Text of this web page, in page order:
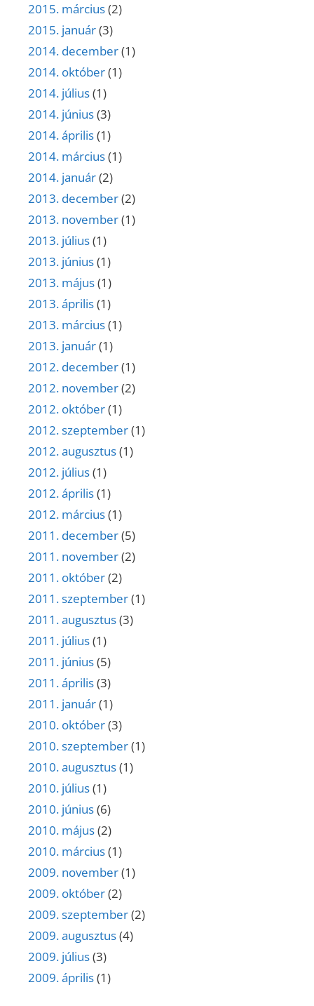
2015. március(2)
2015. január(3)
2014. december(1)
2014. október(1)
2014. július(1)
2014. június(3)
2014. április(1)
2014. március(1)
2014. január(2)
2013. december(2)
2013. november(1)
2013. július(1)
2013. június(1)
2013. május(1)
2013. április(1)
2013. március(1)
2013. január(1)
2012. december(1)
2012. november(2)
2012. október(1)
2012. szeptember(1)
2012. augusztus(1)
2012. július(1)
2012. április(1)
2012. március(1)
2011. december(5)
2011. november(2)
2011. október(2)
2011. szeptember(1)
2011. augusztus(3)
2011. július(1)
2011. június(5)
2011. április(3)
2011. január(1)
2010. október(3)
2010. szeptember(1)
2010. augusztus(1)
2010. július(1)
2010. június(6)
2010. május(2)
2010. március(1)
2009. november(1)
2009. október(2)
2009. szeptember(2)
2009. augusztus(4)
2009. július(3)
2009. április(1)